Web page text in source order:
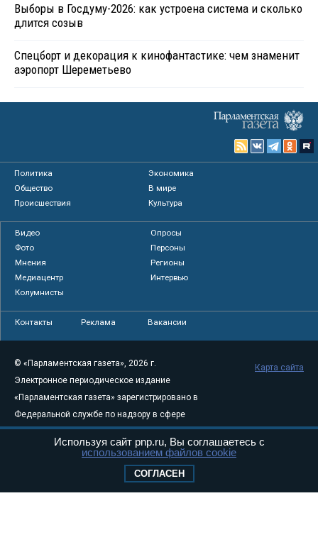
Выборы в Госдуму-2026: как устроена система и сколько
длится созыв
Спецборт и декорация к кинофантастике: чем знаменит
аэропорт Шереметьево
Политика
Экономика
Общество
В мире
Происшествия
Культура
Видео
Опросы
Фото
Персоны
Мнения
Регионы
Медиацентр
Интервью
Колумнисты
Контакты Реклама Вакансии
© «Парламентская газета», 2026 г.
Электронное периодическое издание
«Парламентская газета» зарегистрировано в
Федеральной службе по надзору в сфере
связи, информационных технологий и
массовых коммуникаций (Роскомнадзор) 05
Свидетельство о регистрации Эл № ФС77-
Карта сайта
Используя сайт pnp.ru, Вы соглашаетесь с
использованием файлов cookie
СОГЛАСЕН